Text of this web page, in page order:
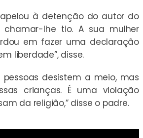
apelou à detenção do autor do
chamar-lhe tio. A sua mulher
em fazer uma declaração
liberdade”, disse.
desistem a meio, mas
crianças. É uma violação
da religião,” disse o padre.